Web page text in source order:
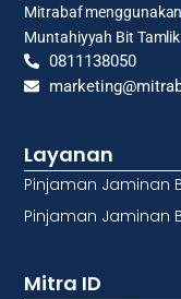
Mitrabaf
Muntahiyyah Bit
0811138050
Layanan
Pinjaman Jaminan
Pinjaman Jaminan
Mitra ID